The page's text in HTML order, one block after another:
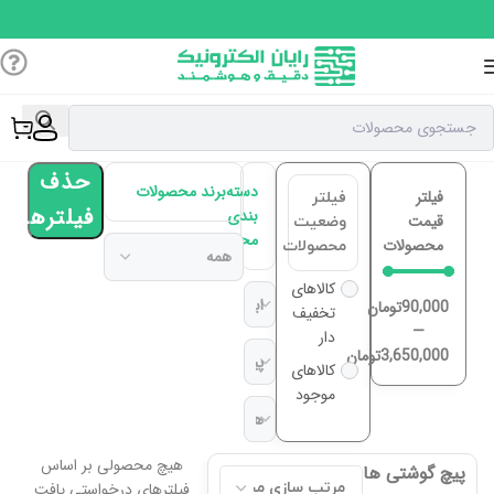
فیلتر
قیمت
محصولات
90,000تومان
—
3,650,000تومان
فیلتر
وضعیت
محصولات
کالاهای
تخفیف
دار
کالاهای
موجود
دسته
بندی
محصولات
برند محصولات
حذف
فیلترها
پیچ گوشتی ها
هیچ محصولی بر اساس